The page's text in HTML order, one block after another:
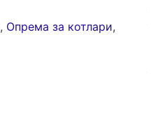
, Опрема за котлари,